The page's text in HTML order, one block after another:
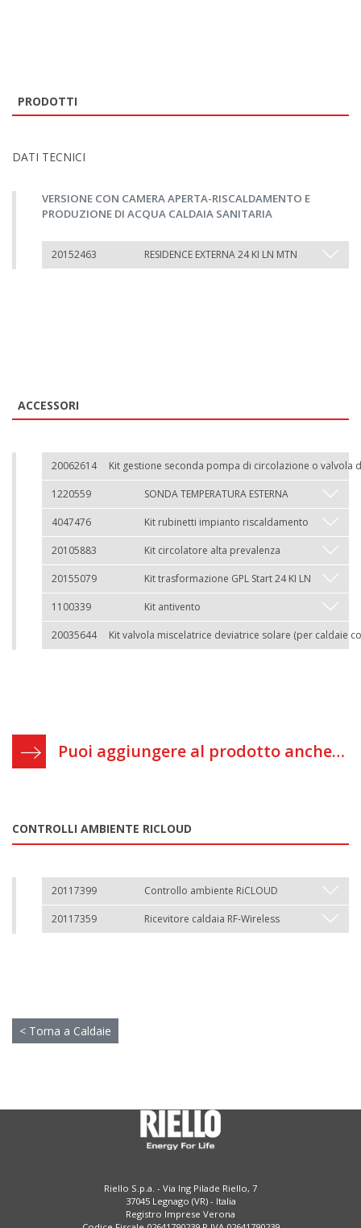
PRODOTTI
DATI TECNICI
VERSIONE CON CAMERA APERTA-RISCALDAMENTO E
PRODUZIONE DI ACQUA CALDAIA SANITARIA
20152463 RESIDENCE EXTERNA 24 KI LN MTN
ACCESSORI
20062614 Kit gestione seconda pompa di circolazione o valvola
1220559 SONDA TEMPERATURA ESTERNA
4047476 Kit rubinetti impianto riscaldamento
20105883 Kit circolatore alta prevalenza
20155079 Kit trasformazione GPL Start 24 KI LN
1100339 Kit antivento
20035644 Kit valvola miscelatrice deviatrice solare (per caldaie
Puoi aggiungere al prodotto anche…
CONTROLLI AMBIENTE RICLOUD
20117399 Controllo ambiente RiCLOUD
20117359 Ricevitore caldaia RF-Wireless
< Torna a Caldaie
Riello S.p.a. - Via Ing Pilade Riello, 7
37045 Legnago (VR) - Italia
Registro Imprese Verona